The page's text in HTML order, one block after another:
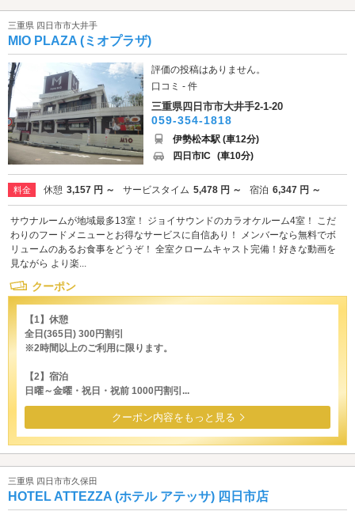
三重県 四日市市大井手
MIO PLAZA (ミオプラザ)
評価の投稿はありません。
口コミ - 件
三重県四日市市大井手2-1-20
059-354-1818
伊勢松本駅 (車12分)
四日市IC (車10分)
料金 休憩 3,157 円 ～ サービスタイム 5,478 円 ～ 宿泊 6,347 円 ～
サウナルームが地域最多13室！ ジョイサウンドのカラオケルーム4室！ こだ
わりのフードメニューとお得なサービスに自信あり！ メンバーなら無料でボ
リュームのあるお食事をどうぞ！ 全室クロームキャスト完備！好きな動画を
見ながら より楽...
クーポン
【1】休憩
全日(365日) 300円割引
※2時間以上のご利用に限ります。
【2】宿泊
日曜～金曜・祝日・祝前 1000円割引...
クーポン内容をもっと見る
三重県 四日市市久保田
HOTEL ATTEZZA (ホテル アテッサ) 四日市店